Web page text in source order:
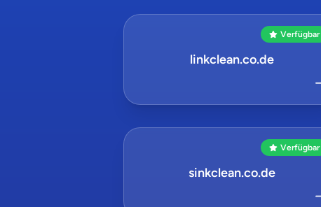
Verfügbar
linkclean.co.de
Verfügbar
sinkclean.co.de